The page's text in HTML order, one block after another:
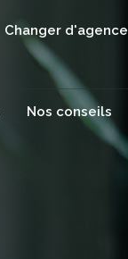
Changer d'agence
Nos conseils